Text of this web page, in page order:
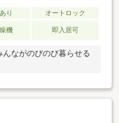
り
オートロック
機 即入居可
ながのびのび暮らせる